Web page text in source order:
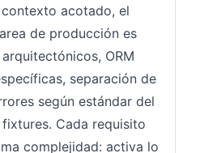
acotado, el
de producción es
ORM
separación de
según estándar del
Cada requisito
complejidad: activa lo